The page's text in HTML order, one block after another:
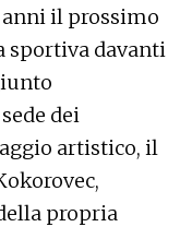
il prossimo
sportiva davanti
dei
artistico, il
propria